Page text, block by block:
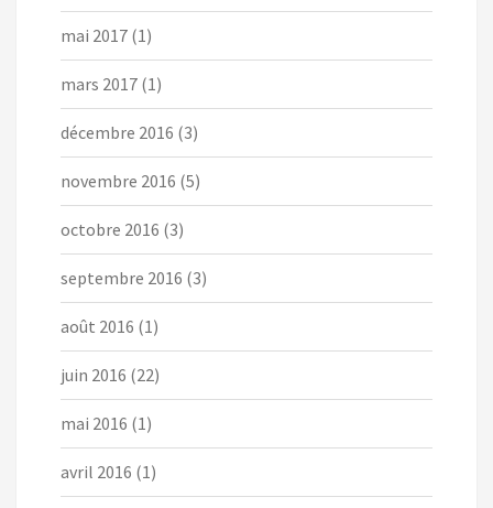
mai 2017 (1)
mars 2017 (1)
décembre 2016 (3)
novembre 2016 (5)
octobre 2016 (3)
septembre 2016 (3)
août 2016 (1)
juin 2016 (22)
mai 2016 (1)
avril 2016 (1)